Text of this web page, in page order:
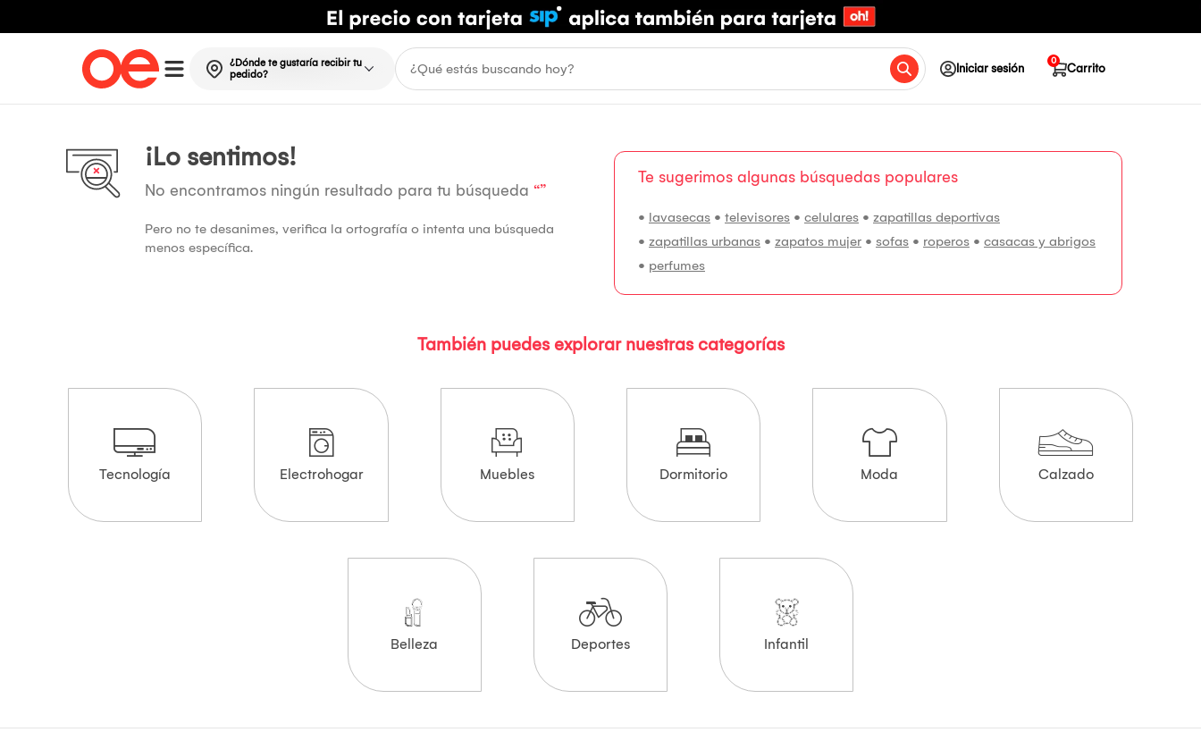
¿Dónde te gustaría recibir tu
pedido?
Iniciar sesión Carrito
0
¡Lo sentimos!
No encontramos ningún resultado para tu búsqueda “”
Pero no te desanimes, verifica la ortografía o intenta una búsqueda
menos específica.
Te sugerimos algunas búsquedas populares
• lavasecas • televisores • celulares • zapatillas deportivas
• zapatillas urbanas • zapatos mujer • sofas • roperos • casacas y abrigos
• perfumes
También puedes explorar nuestras categorías
Tecnología Electrohogar Muebles Dormitorio Moda Calzado
Belleza Deportes Infantil